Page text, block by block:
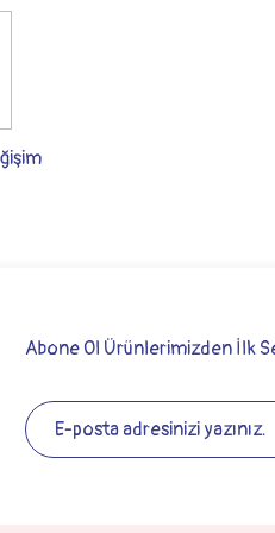
Abone Ol Ürünlerimizden İlk